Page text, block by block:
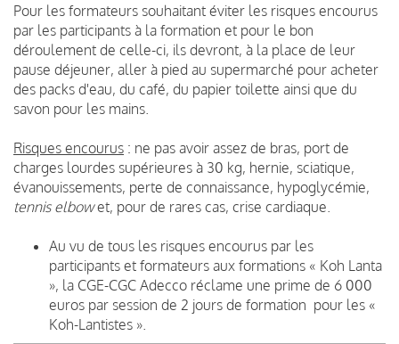
Pour les formateurs souhaitant éviter les risques encourus
par les participants à la formation et pour le bon
déroulement de celle-ci, ils devront, à la place de leur
pause déjeuner, aller à pied au supermarché pour acheter
des packs d'eau, du café, du papier toilette ainsi que du
savon pour les mains.
Risques encourus : ne pas avoir assez de bras, port de
charges lourdes supérieures à 30 kg, hernie, sciatique,
évanouissements, perte de connaissance, hypoglycémie,
tennis elbowet, pour de rares cas, crise cardiaque.
Au vu de tous les risques encourus par les
participants et formateurs aux formations « Koh Lanta
», la CGE-CGC Adecco réclame une prime de 6 000
euros par session de 2 jours de formation pour les «
Koh-Lantistes ».